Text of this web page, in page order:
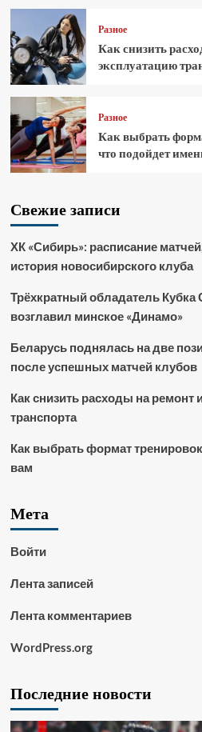
Разное
Как снизить
эксплуатацию
Разное
Как выбрать
что подойдет
Свежие записи
ХК «Сибирь»: расписание
история новосибирского клуба
Трёхкратный обладатель
возглавил минское «Динамо»
Беларусь поднялась на две
после успешных матчей клубов
Как снизить расходы на ремонт
транспорта
Как выбрать формат
вам
Мета
Войти
Лента записей
Лента комментариев
WordPress.org
Последние новости